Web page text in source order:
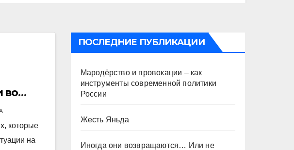
во
которые
на
ПОСЛЕДНИЕ ПУБЛИКАЦИИ
Мародёрство и провокации – как
инструменты современной политики
России
Жесть Яньда
Иногда они возвращаются… Или не